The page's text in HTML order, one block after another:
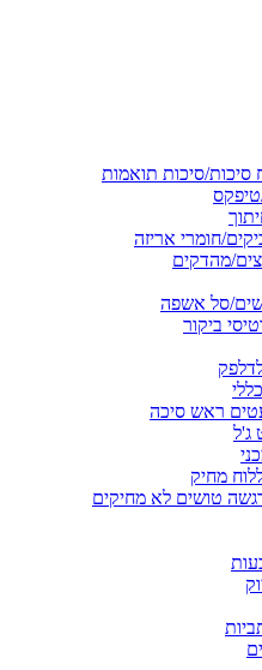
סיכות תואמות
חומרי אריזה
מהדקים
סל אשפה
ביקור
ראש סיכה
ג'ל
מחיק
טושים לא מחיקים